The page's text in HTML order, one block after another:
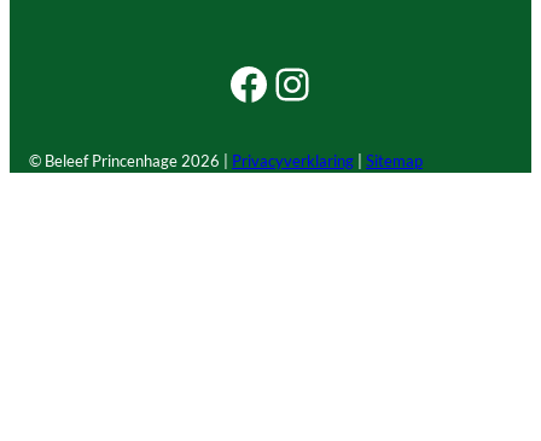
Facebook Beleef Princenhage
Instagram Beleef Princenhage
© Beleef Princenhage 2026 | Privacyverklaring Sitemap